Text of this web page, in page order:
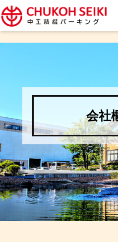
Skip
to
content
中工精機パーキング
会社